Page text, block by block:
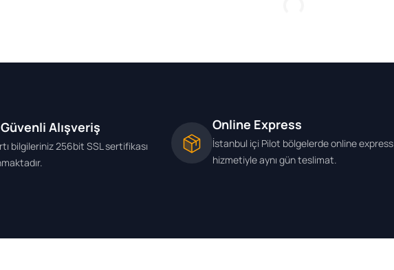
Alışveriş
bilgileriniz 256bit SSL sertifikası
Online Express
İstanbul içi Pilot bölgelerde online express
hizmetiyle aynı gün teslimat.